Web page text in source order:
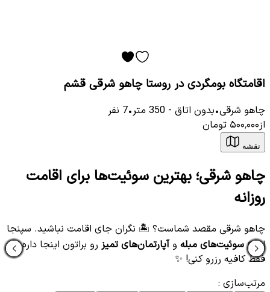
اقامتگاه بومگردی در روستا چاهو شرقی قشم
چاهو شرقی•بدون اتاق -
350 متر•
7 نفر
از۵۰۰٬۰۰۰ تومان
نقشه
چاهو شرقی؛ بهترین سوئیت‌ها برای اقامت
روزانه
چاهو شرقی مقصد شماست؟ 🏝️ نگران جای اقامت نباشید. سپنجا
انواعسوئیت‌های مبله وآپارتمان‌های تمیز رو براتون اینجا داره.
فقط کافیه رزرو کنی! ✨
مرتب‌سازی :